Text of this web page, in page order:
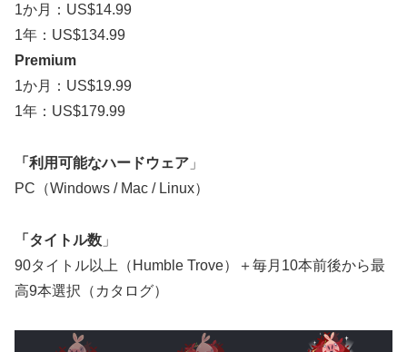
1か月：US$14.99
1年：US$134.99
Premium
1か月：US$19.99
1年：US$179.99
「利用可能なハードウェア 」
PC（Windows / Mac / Linux）
「タイトル数 」
90タイトル以上（Humble Trove）＋毎月10本前後から最
高9本選択（カタログ）